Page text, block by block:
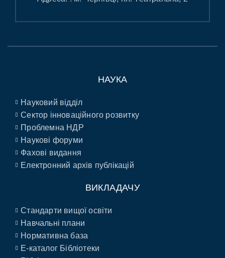
НАУКА
Науковий відділ
Сектор інноваційного розвитку
Проблемна НДР
Наукові форуми
Фахові видання
Електронний архів публікацій
ВИКЛАДАЧУ
Стандарти вищої освіти
Навчальні плани
Нормативна база
E-каталог Бібліотеки